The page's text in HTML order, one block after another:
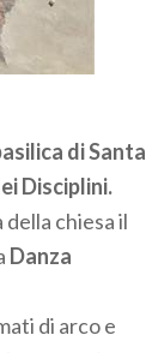
di Santa
Disciplini.
chiesa il
Danza
di arco e